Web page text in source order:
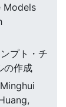
Models
プト・チ
の作成